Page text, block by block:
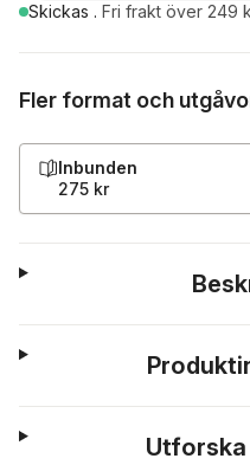
Skickas . Fri frakt över 249
Fler format och
Inbunden
275 kr